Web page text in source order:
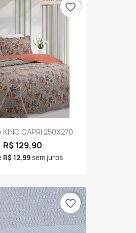
KING CAPRI 250X270
R$ 129,90
R$ 12,99sem juros
favorite_border
favorite_border